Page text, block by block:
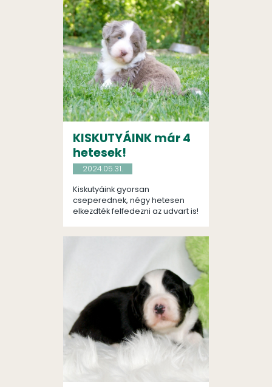
KISKUTYÁINK már 4
hetesek!
2024.05.31.
Kiskutyáink gyorsan
cseperednek, négy hetesen
elkezdték felfedezni az udvart is!